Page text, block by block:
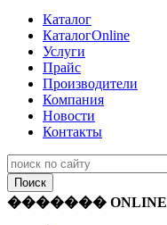
Каталог
КаталогOnline
Услуги
Прайс
Производители
Компания
Новости
Контакты
������� ONLINE